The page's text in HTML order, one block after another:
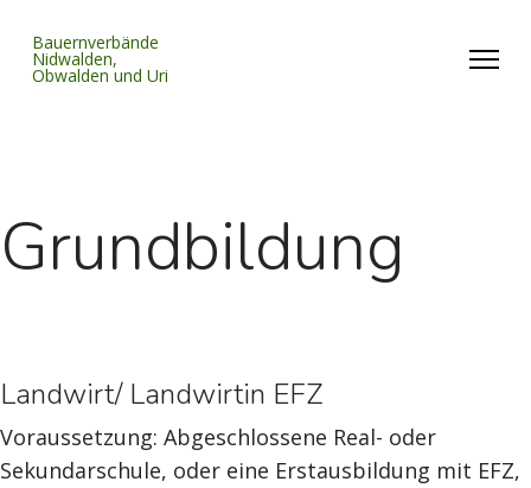
Bauernverbände
Nidwalden,
Obwalden und Uri
Grundbildung
Landwirt/ Landwirtin EFZ
Voraussetzung: Abgeschlossene Real- oder
Sekundarschule, oder eine Erstausbildung mit EFZ,